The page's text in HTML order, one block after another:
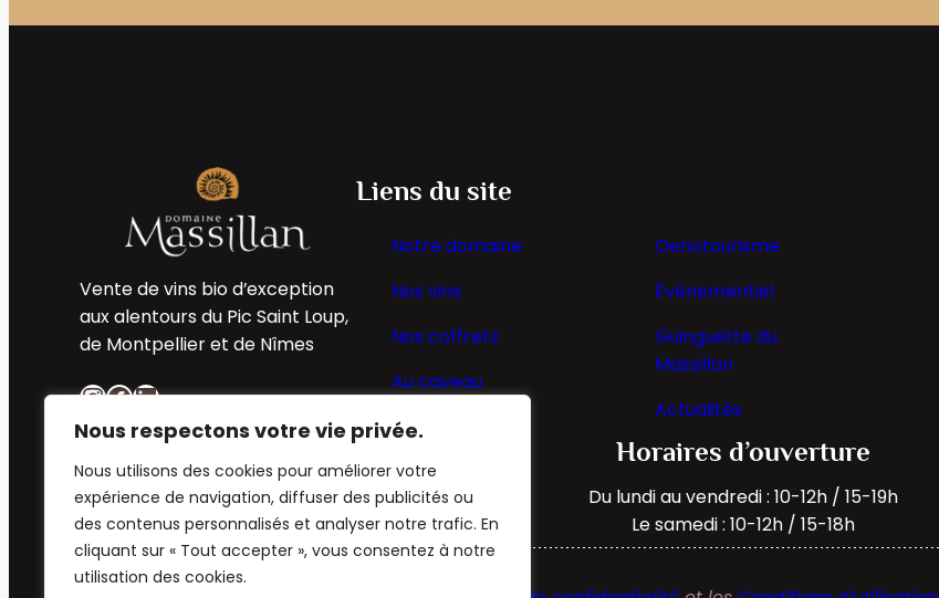
Nous respectons votre vie privée.
Nous utilisons des cookies pour améliorer votre
expérience de navigation, diffuser des publicités ou
des contenus personnalisés et analyser notre trafic. En
cliquant sur « Tout accepter », vous consentez à notre
utilisation des cookies.
Vente de vins bio d’exception
aux alentours du Pic Saint Loup,
de Montpellier et de Nîmes
InstagramFacebook LinkedIn
Liens du site
Notre domaine
Nos vins
Nos coffrets
Au caveau
Oenotourisme
Événementiel
Guinguette du
Massillan
Actualités
Horaires d’ouverture
Du lundi au vendredi : 10-12h / 15-19h
Le samedi : 10-12h / 15-18h